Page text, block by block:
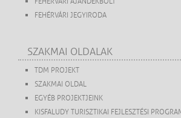
FEHÉRVÁRI JEGYIRODA
SZAKMAI OLDALAK
TDM PROJEKT
SZAKMAI OLDAL
EGYÉB PROJEKTJEINK
KISFALUDY TURISZTIKAI FEJLESZTÉSI